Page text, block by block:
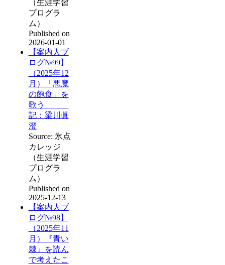
（生涯学習
プログラ
ム）
Published on
2026-01-01
【案内人ブ
ログ№99】
（2025年12
月）「悪魔
の飽食」を
歌う
記：梁川眞
澄
Source: 氷点
カレッジ
（生涯学習
プログラ
ム）
Published on
2025-12-13
【案内人ブ
ログ№98】
（2025年11
月）『青い
棘』を読ん
で考えたこ